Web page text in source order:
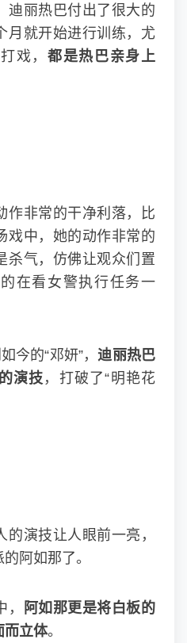
迪丽热巴付出了很大的
月就开始进行训练，尤
戏，都是热巴亲身上
作非常的干净利落，比
戏中，她的动作非常的
杀气，仿佛让观众们置
在看女警执行任务一
今的“邓妍”，迪丽热巴
演技，打破了“明艳花
演技让人眼前一亮，
阿如那了。
阿如那更是将白板的
而立体。